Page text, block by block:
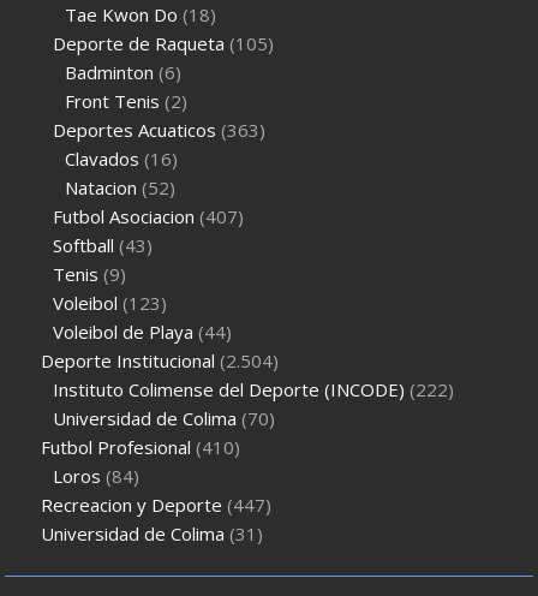
Tae Kwon Do (18)
Deporte de Raqueta (105)
Badminton (6)
Front Tenis (2)
Deportes Acuaticos (363)
Clavados (16)
Natacion (52)
Futbol Asociacion (407)
Softball (43)
Tenis (9)
Voleibol (123)
Voleibol de Playa (44)
Deporte Institucional (2.504)
Instituto Colimense del Deporte (INCODE) (222)
Universidad de Colima (70)
Futbol Profesional (410)
Loros (84)
Recreacion y Deporte (447)
Universidad de Colima (31)